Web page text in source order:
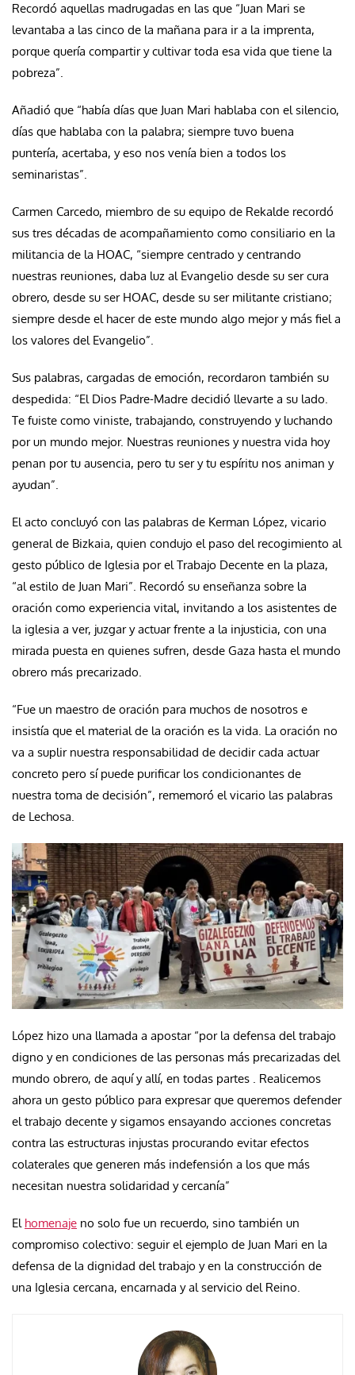
Recordó aquellas madrugadas en las que “Juan Mari se
levantaba a las cinco de la mañana para ir a la imprenta,
porque quería compartir y cultivar toda esa vida que tiene la
pobreza”.
Añadió que “había días que Juan Mari hablaba con el silencio,
días que hablaba con la palabra; siempre tuvo buena
puntería, acertaba, y eso nos venía bien a todos los
seminaristas”.
Carmen Carcedo, miembro de su equipo de Rekalde recordó
sus tres décadas de acompañamiento como consiliario en la
militancia de la HOAC, “siempre centrado y centrando
nuestras reuniones, daba luz al Evangelio desde su ser cura
obrero, desde su ser HOAC, desde su ser militante cristiano;
siempre desde el hacer de este mundo algo mejor y más fiel a
los valores del Evangelio”.
Sus palabras, cargadas de emoción, recordaron también su
despedida: “El Dios Padre-Madre decidió llevarte a su lado.
Te fuiste como viniste, trabajando, construyendo y luchando
por un mundo mejor. Nuestras reuniones y nuestra vida hoy
penan por tu ausencia, pero tu ser y tu espíritu nos animan y
ayudan”.
El acto concluyó con las palabras de Kerman López, vicario
general de Bizkaia, quien condujo el paso del recogimiento al
gesto público de Iglesia por el Trabajo Decente en la plaza,
“al estilo de Juan Mari”. Recordó su enseñanza sobre la
oración como experiencia vital, invitando a los asistentes de
la iglesia a ver, juzgar y actuar frente a la injusticia, con una
mirada puesta en quienes sufren, desde Gaza hasta el mundo
obrero más precarizado.
“Fue un maestro de oración para muchos de nosotros e
insistía que el material de la oración es la vida. La oración no
va a suplir nuestra responsabilidad de decidir cada actuar
concreto pero sí puede purificar los condicionantes de
nuestra toma de decisión”, rememoró el vicario las palabras
de Lechosa.
López hizo una llamada a apostar “por la defensa del trabajo
digno y en condiciones de las personas más precarizadas del
mundo obrero, de aquí y allí, en todas partes . Realicemos
ahora un gesto público para expresar que queremos defender
el trabajo decente y sigamos ensayando acciones concretas
contra las estructuras injustas procurando evitar efectos
colaterales que generen más indefensión a los que más
necesitan nuestra solidaridad y cercanía”
El homenaje no solo fue un recuerdo, sino también un
compromiso colectivo: seguir el ejemplo de Juan Mari en la
defensa de la dignidad del trabajo y en la construcción de
una Iglesia cercana, encarnada y al servicio del Reino.